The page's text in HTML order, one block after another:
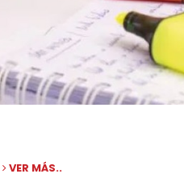
VER MÁS..